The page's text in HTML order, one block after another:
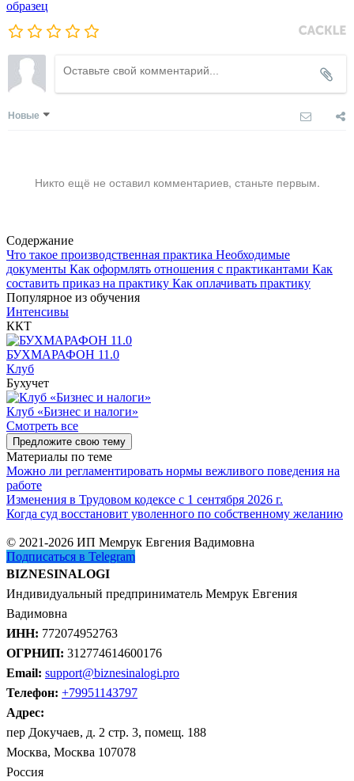
образец
Новые
Никто ещё не оставил комментариев, станьте первым.
Содержание
Что такое производственная практика Необходимые
документы Как оформлять отношения с практикантами Как
составить приказ на практику Как оплачивать практику
Популярное из обучения
Интенсивы
ККТ
БУХМАРАФОН 11.0
Клуб
Бухучет
Клуб «Бизнес и налоги»
Смотреть все
Предложите свою тему
Материалы по теме
Можно ли регламентировать нормы вежливого поведения на
работе
Изменения в Трудовом кодексе с 1 сентября 2026 г.
Когда суд восстановит уволенного по собственному желанию
© 2021-2026 ИП Мемрук Евгения Вадимовна
Подписаться в Telegram
BIZNESINALOGI
Индивидуальный предприниматель Мемрук Евгения
Вадимовна
ИНН: 772074952763
ОГРНИП: 312774614600176
Email: support@biznesinalogi.pro
Телефон: +79951143797
Адрес:
пер Докучаев, д. 2 стр. 3, помещ. 188
Москва, Москва 107078
Россия